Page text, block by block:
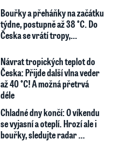
Bouřky a přeháňky na začátku
týdne, postupně až 38 °C. Do
Česka se vrátí tropy,…
Návrat tropických teplot do
Česka: Přijde další vlna veder
až 40 °C! A možná přetrvá
déle
Chladné dny končí: O víkendu
se vyjasní a oteplí. Hrozí ale i
bouřky, sledujte radar …